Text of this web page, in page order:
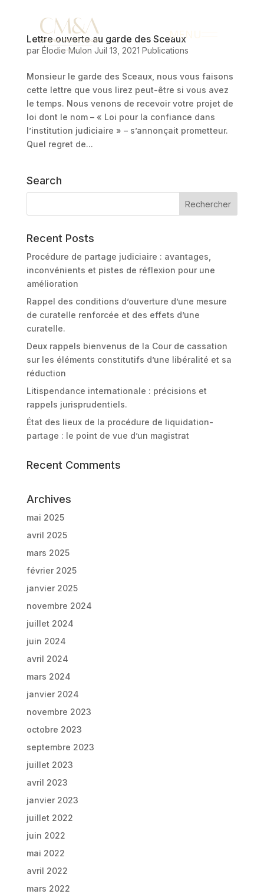
MENU
Lettre ouverte au garde des Sceaux
par Élodie Mulon Juil 13, 2021 Publications
Monsieur le garde des Sceaux, nous vous faisons
cette lettre que vous lirez peut-être si vous avez
le temps. Nous venons de recevoir votre projet de
loi dont le nom – « Loi pour la confiance dans
l’institution judiciaire » – s’annonçait prometteur.
Quel regret de...
Search
Recent Posts
Procédure de partage judiciaire : avantages,
inconvénients et pistes de réflexion pour une
amélioration
Rappel des conditions d’ouverture d’une mesure
de curatelle renforcée et des effets d’une
curatelle.
Deux rappels bienvenus de la Cour de cassation
sur les éléments constitutifs d’une libéralité et sa
réduction
Litispendance internationale : précisions et
rappels jurisprudentiels.
État des lieux de la procédure de liquidation-
partage : le point de vue d’un magistrat
Recent Comments
Archives
mai 2025
avril 2025
mars 2025
février 2025
janvier 2025
novembre 2024
juillet 2024
juin 2024
avril 2024
mars 2024
janvier 2024
novembre 2023
octobre 2023
septembre 2023
juillet 2023
avril 2023
janvier 2023
juillet 2022
juin 2022
mai 2022
avril 2022
mars 2022